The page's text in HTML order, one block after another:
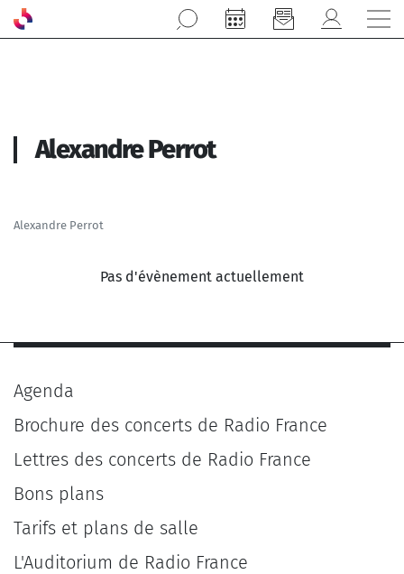
Aller au contenu principal
Alexandre Perrot
Alexandre Perrot
Pas d'évènement actuellement
Agenda
Brochure des concerts de Radio France
Lettres des concerts de Radio France
Bons plans
Tarifs et plans de salle
L'Auditorium de Radio France